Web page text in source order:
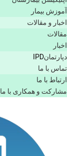
آموزش بیمار
اخبار و مقالات
مقالات
اخبار
دپارتمانIPD
تماس با ما
ارتباط با ما
مشاركت و همكاری با ما